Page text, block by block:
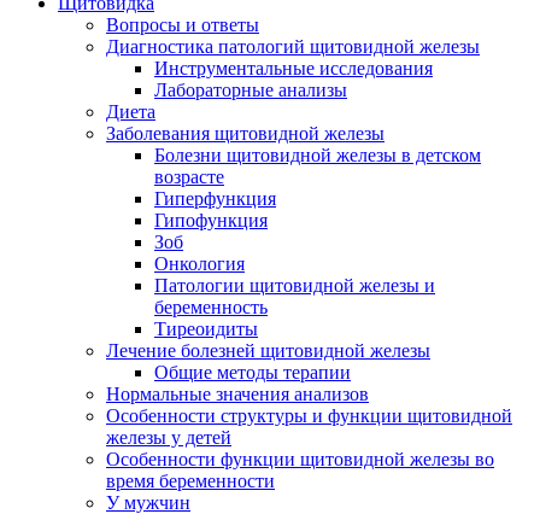
Вопросы и ответы
Диагностика патологий щитовидной железы
Инструментальные исследования
Лабораторные анализы
Диета
Заболевания щитовидной железы
Болезни щитовидной железы в детском
возрасте
Гиперфункция
Гипофункция
Зоб
Онкология
Патологии щитовидной железы и
беременность
Тиреоидиты
Лечение болезней щитовидной железы
Общие методы терапии
Нормальные значения анализов
Особенности структуры и функции щитовидной
железы у детей
Особенности функции щитовидной железы во
время беременности
У мужчин